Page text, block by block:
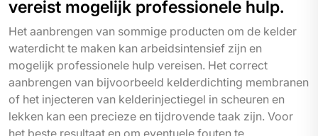
vereist mogelijk professionele hulp.
Het aanbrengen van sommige producten om de kelder
waterdicht te maken kan arbeidsintensief zijn en
mogelijk professionele hulp vereisen. Het correct
aanbrengen van bijvoorbeeld kelderdichting membranen
of het injecteren van kelderinjectiegel in scheuren en
lekken kan een precieze en tijdrovende taak zijn. Voor
het beste resultaat en om eventuele fouten te